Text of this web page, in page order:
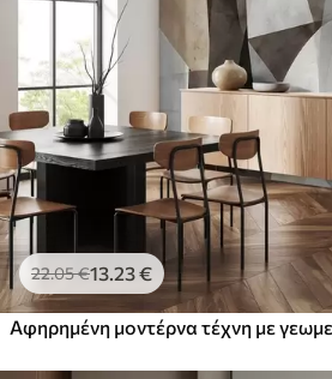
Στάνταρ
44.98 26.99 /m²
Πρίμιουμ
56.6734.00€/m²
Premium βινύλιο
65.00 39 .00 €/m²
Peel and Stick
81.6749.00€/m²
22.05€13 .23€